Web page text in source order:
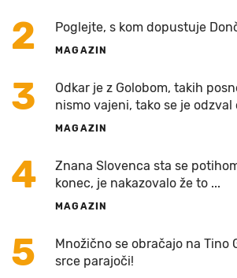
2 Poglejte, s kom dopustuje
MAGAZIN
3
Odkar je z Golobom, takih
nismo vajeni, tako se je odzval
MAGAZIN
4
Znana Slovenca sta se
konec, je nakazovalo že to ...
MAGAZIN
5
Množično se obračajo na Tino
srce parajoči!